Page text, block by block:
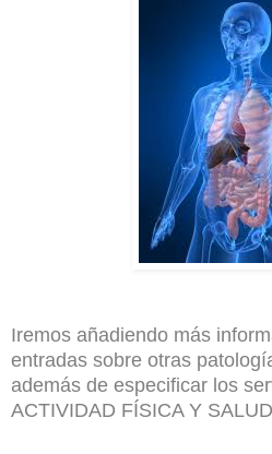
Iremos añadiendo más
entradas sobre otras
además de especificar los
ACTIVIDAD FÍSICA Y